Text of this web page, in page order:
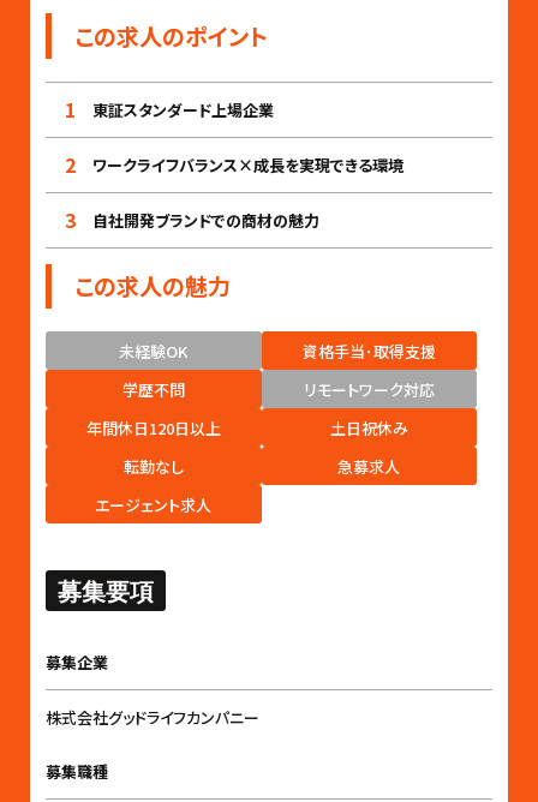
この求人のポイント
1 東証スタンダード上場企業
2 ワークライフバランス×成長を実現できる環境
3 自社開発ブランドでの商材の魅力
この求人の魅力
未経験OK
資格手当･取得支援
学歴不問
リモートワーク対応
年間休日120日以上
土日祝休み
転勤なし
急募求人
エージェント求人
募集要項
募集企業
株式会社グッドライフカンパニー
募集職種